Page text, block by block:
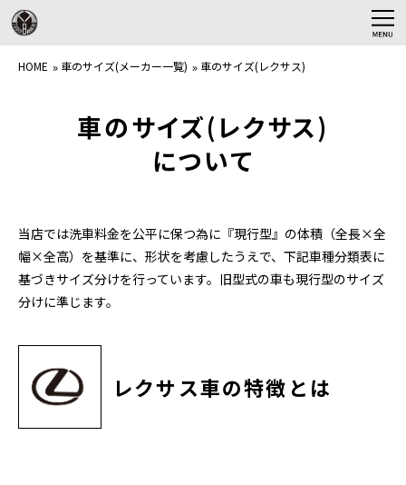
HOME
プロテクションフィルム
会社案内
アクセス
施工事例
よくある質問
HOME 車のサイズ(メーカー一覧) 車のサイズ(レクサス)
車のサイズ(レクサス)
について
当店では洗車料金を公平に保つ為に『現行型』の体積（全長×全
幅×全高）を基準に、形状を考慮したうえで、下記車種分類表に
基づきサイズ分けを行っています。 旧型式の車も現行型のサイズ
分けに準じます。
レクサス車の特徴とは